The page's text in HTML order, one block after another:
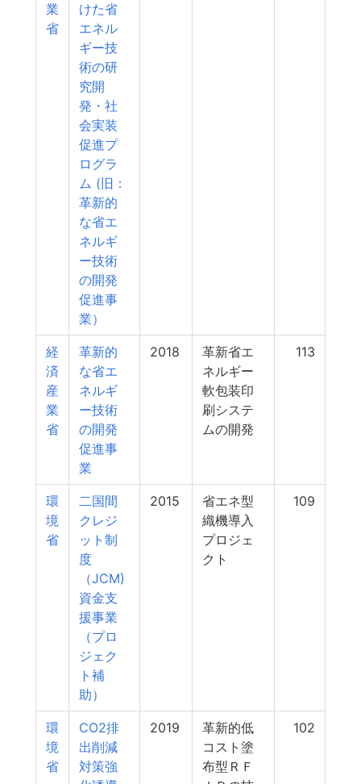
業
省
けた省
エネル
ギー技
術の研
究開
発・社
会実装
促進プ
ログラ
ム (旧：
革新的
な省エ
ネルギ
ー技術
の開発
促進事
業）
経
済
産
業
省
革新的
な省エ
ネルギ
ー技術
の開発
促進事
業
2018
革新省エ
ネルギー
軟包装印
刷システ
ムの開発
113
環
境
省
二国間
クレジ
ット制
度
（JCM)
資金支
援事業
（プロ
ジェク
ト補
助）
2015
省エネ型
織機導入
プロジェ
クト
109
環
境
省
CO2排
出削減
対策強
2019
革新的低
コスト塗
布型ＲＦ
102